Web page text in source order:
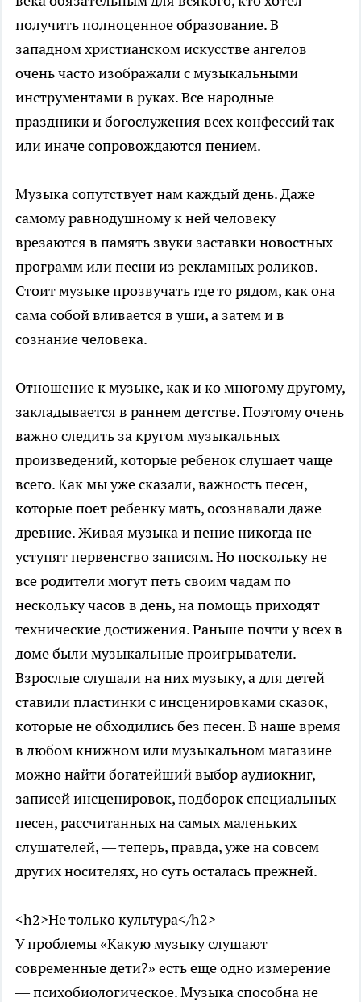
получить полноценное образование. В
западном христианском искусстве ангелов
очень часто изображали с музыкальными
инструментами в руках. Все народные
праздники и богослужения всех конфессий так
или иначе сопровождаются пением.
Музыка сопутствует нам каждый день. Даже
самому равнодушному к ней человеку
врезаются в память звуки заставки новостных
программ или песни из рекламных роликов.
Стоит музыке прозвучать где то рядом, как она
сама собой вливается в уши, а затем и в
сознание человека.
Отношение к музыке, как и ко многому другому,
закладывается в раннем детстве. Поэтому очень
важно следить за кругом музыкальных
произведений, которые ребенок слушает чаще
всего. Как мы уже сказали, важность песен,
которые поет ребенку мать, осознавали даже
древние. Живая музыка и пение никогда не
уступят первенство записям. Но поскольку не
все родители могут петь своим чадам по
нескольку часов в день, на помощь приходят
технические достижения. Раньше почти у всех в
доме были музыкальные проигрыватели.
Взрослые слушали на них музыку, а для детей
ставили пластинки с инсценировками сказок,
которые не обходились без песен. В наше время
в любом книжном или музыкальном магазине
можно найти богатейший выбор аудиокниг,
записей инсценировок, подборок специальных
песен, рассчитанных на самых маленьких
слушателей, — теперь, правда, уже на совсем
других носителях, но суть осталась прежней.
<h2>Не только культура</h2>
У проблемы «Какую музыку слушают
современные дети?» есть еще одно измерение
— психобиологическое. Музыка способна не